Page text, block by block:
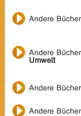
Andere
Andere
Umwelt
Andere
Andere